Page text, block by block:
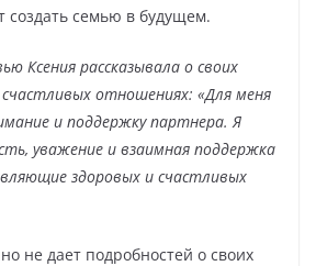
создать семью в будущем.
Ксения рассказывала о своих
отношениях: «Для меня
и поддержку партнера. Я
уважение и взаимная поддержка
здоровых и счастливых
не дает подробностей о своих